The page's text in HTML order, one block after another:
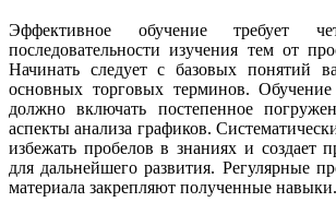
Эффективное обучение требует
последовательности изучения тем от
Начинать следует с базовых понятий
основных торговых терминов. Обучение
должно включать постепенное
аспекты анализа графиков.
избежать пробелов в знаниях и создает
для дальнейшего развития. Регулярные
материала закрепляют полученные навыки.